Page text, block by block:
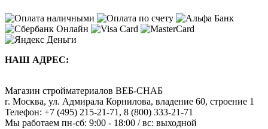
НАШ АДРЕС:
Магазин стройматериалов ВЕБ-СНАБ
г. Москва, ул. Адмирала Корнилова, владение 60, строение 1
Телефон: +7 (495) 215-21-71 , 8 (800) 333-21-71
Мы работаем пн-сб: 9:00 - 18:00 / вс: выходной